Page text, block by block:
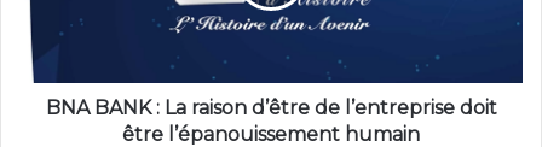
BNA BANK : La raison d’être de l’entreprise doit
être l’épanouissement humain